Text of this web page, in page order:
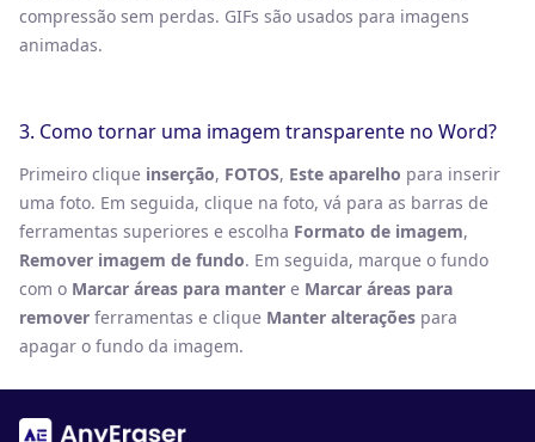
compressão sem perdas. GIFs são usados ​​para imagens
animadas.
3. Como tornar uma imagem transparente no Word?
Primeiro clique inserção, FOTOS, Este aparelho para inserir
uma foto. Em seguida, clique na foto, vá para as barras de
ferramentas superiores e escolha Formato de imagem,
Remover imagem de fundo. Em seguida, marque o fundo
com o Marcar áreas para manter e Marcar áreas para
remover ferramentas e clique Manter alterações para
apagar o fundo da imagem.